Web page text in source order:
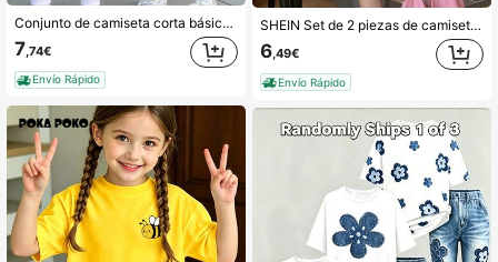
Conjunto de camiseta corta básica y shorts de ciclista con estampado de estrella pentagonal, lema y gráfico de grupo virtual de chicas, estilo casual y fresco, adecuado para primavera, verano y otoño
7,74€
Envío Rápido
SHEIN Set de 2 piezas de camiseta de manga corta y pantalones cortos casuales minimalistas personalizados con el dígito 67, decoración de lazo y empalme en contraste negro, adecuado para el verano, para niñas jóvenes
6,49€
Envío Rápido